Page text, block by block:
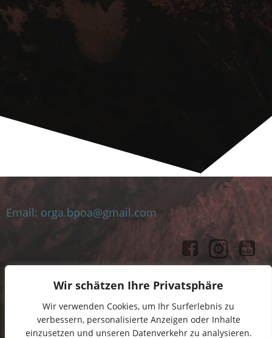
Wir schätzen Ihre Privatsphäre
Wir verwenden Cookies, um Ihr Surferlebnis zu
verbessern, personalisierte Anzeigen oder Inhalte
einzusetzen und unseren Datenverkehr zu analysieren.
Email: orga.bpoa@gmail.com
Impressum Datenschutz